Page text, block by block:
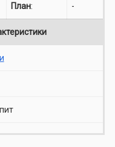
План: -